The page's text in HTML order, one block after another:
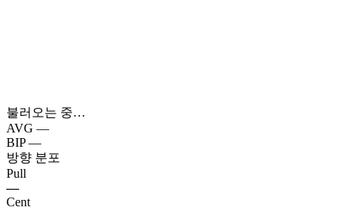
불러오는 중…
AVG —
BIP —
방향 분포
Pull
—
Cent